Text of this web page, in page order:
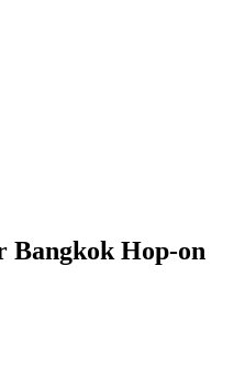
Bangkok Hop-on